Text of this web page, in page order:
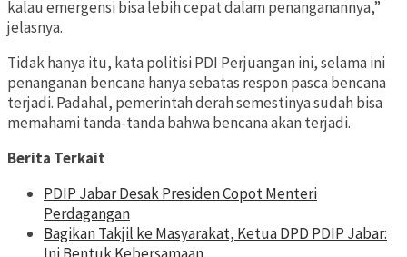
kalau emergensi bisa lebih cepat dalam penanganannya,”
jelasnya.
Tidak hanya itu, kata politisi PDI Perjuangan ini, selama ini
penanganan bencana hanya sebatas respon pasca bencana
terjadi. Padahal, pemerintah derah semestinya sudah bisa
memahami tanda-tanda bahwa bencana akan terjadi.
Berita Terkait
PDIP Jabar Desak Presiden Copot Menteri
Perdagangan
Bagikan Takjil ke Masyarakat, Ketua DPD PDIP Jabar: